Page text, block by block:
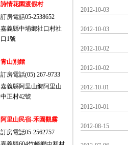
詩情花園渡假村
訂房電話05-2538652
嘉義縣中埔鄉社口村社
口1號
青山別館
訂房電話(05) 267-9733
嘉義縣阿里山鄉阿里山
中正村42號
阿里山民宿-禾園觀霧
訂房電話05-2562757
2012-10-03
2012-10-03
2012-10-02
2012-10-02
2012-10-01
2012-10-01
2012-08-15